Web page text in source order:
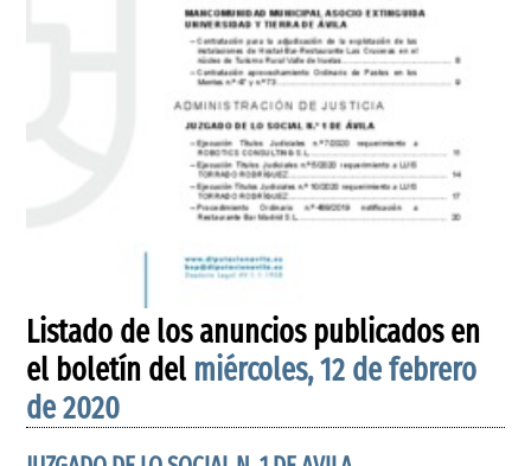
Listado de los anuncios publicados en
el boletín del miércoles, 12 de febrero
de 2020